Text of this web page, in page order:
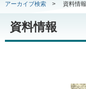
アーカイブ検索 > 資料情報
資料情報